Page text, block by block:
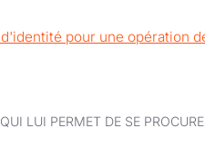
LUI PERMET DE SE